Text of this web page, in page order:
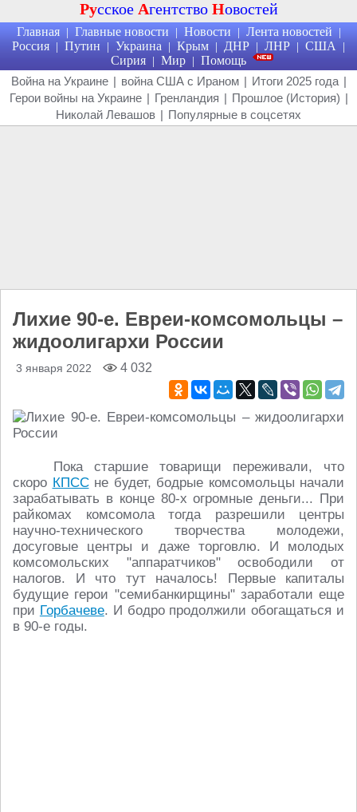
Русское Агентство Новостей
Главная | Главные новости | Новости | Лента новостей |
Россия | Путин | Украина | Крым | ДНР | ЛНР | США |
Сирия | Мир | Помощь
Война на Украине | война США с Ираном | Итоги 2025 года |
Герои войны на Украине | Гренландия | Прошлое (История) |
Николай Левашов | Популярные в соцсетях
Лихие 90-е. Евреи-комсомольцы –
жидоолигархи России
3 января 2022 4 032
Пока старшие товарищи переживали, что
скоро КПССне будет, бодрые комсомольцы начали
зарабатывать в конце 80-х огромные деньги... При
райкомах комсомола тогда разрешили центры
научно-технического творчества молодежи,
досуговые центры и даже торговлю. И молодых
комсомольских "аппаратчиков" освободили от
налогов. И что тут началось! Первые капиталы
будущие герои "семибанкирщины" заработали еще
при Горбачеве. И бодро продолжили обогащаться и
в 90-е годы.